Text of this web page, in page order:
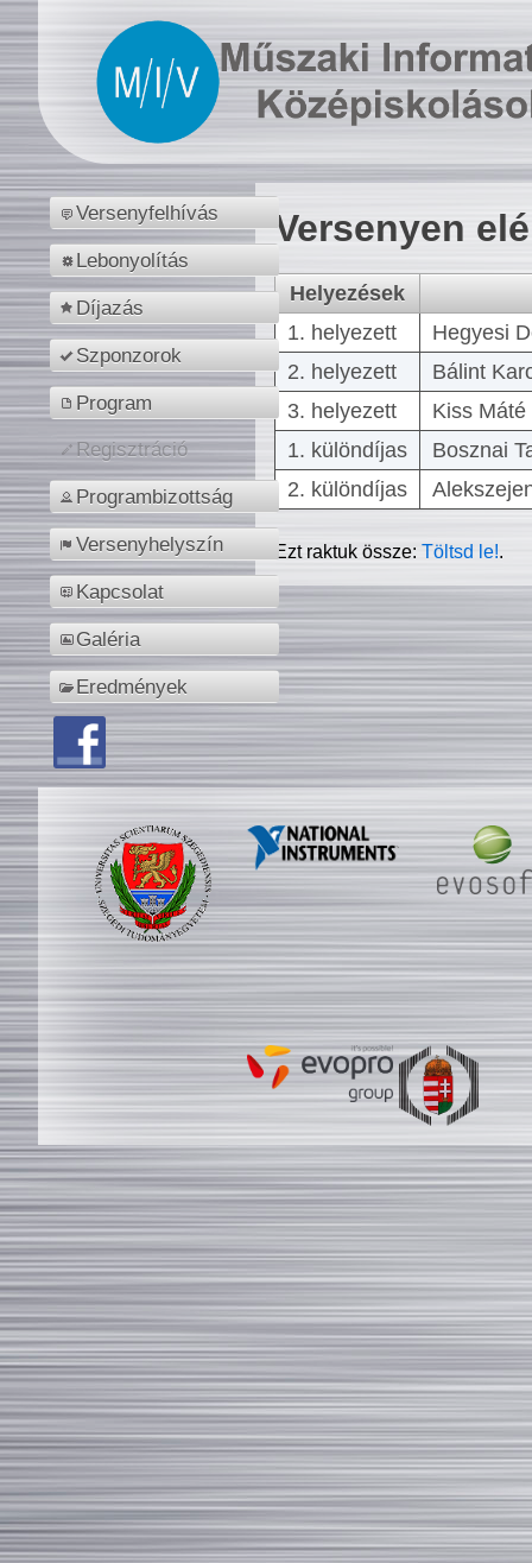
Versenyfelhívás
Lebonyolítás
Díjazás
Szponzorok
Program
Regisztráció
Programbizottság
Versenyhelyszín
Kapcsolat
Galéria
Eredmények
Versenyen
Helyezések
1. helyezett
Hegyesi
2. helyezett
Bálint
3. helyezett
Kiss
1. különdíjas
Bosznai
2. különdíjas
Ezt raktuk össze:Töltsd le!.